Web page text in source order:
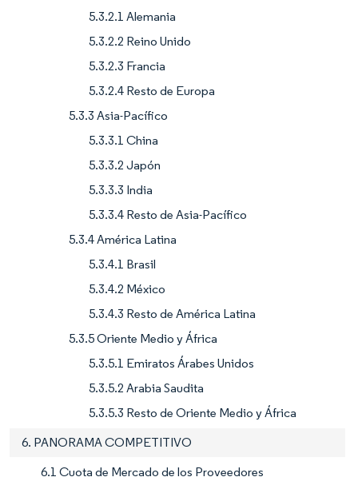
5.3.2.1 Alemania
5.3.2.2 Reino Unido
5.3.2.3 Francia
5.3.2.4 Resto de Europa
5.3.3 Asia-Pacífico
5.3.3.1 China
5.3.3.2 Japón
5.3.3.3 India
5.3.3.4 Resto de Asia-Pacífico
5.3.4 América Latina
5.3.4.1 Brasil
5.3.4.2 México
5.3.4.3 Resto de América Latina
5.3.5 Oriente Medio y África
5.3.5.1 Emiratos Árabes Unidos
5.3.5.2 Arabia Saudita
5.3.5.3 Resto de Oriente Medio y África
6. PANORAMA COMPETITIVO
6.1 Cuota de Mercado de los Proveedores